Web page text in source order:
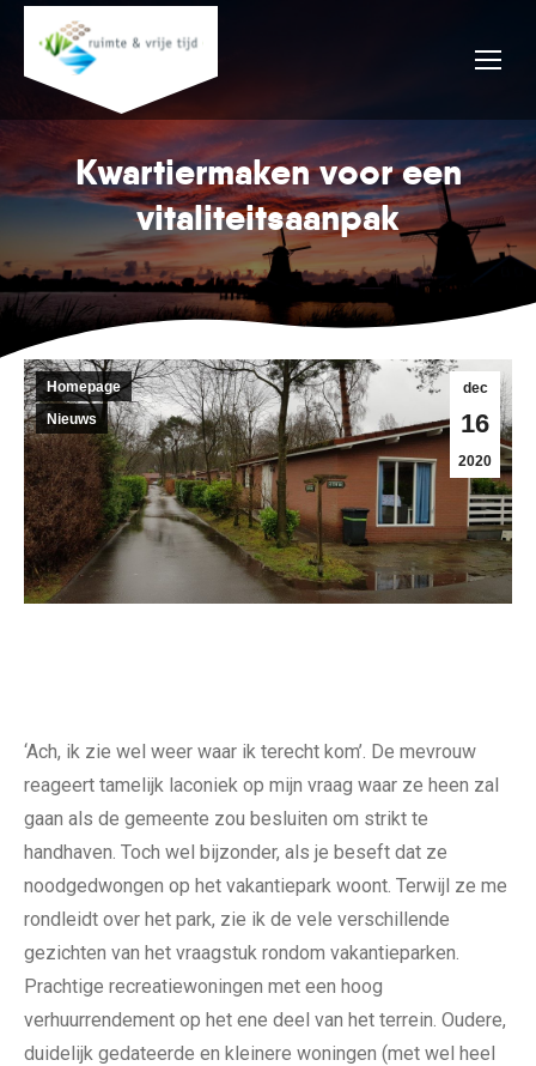
Kwartiermaken voor een
vitaliteitsaanpak
dec
16
2020
Homepage
Nieuws
‘Ach, ik zie wel weer waar ik terecht kom’. De mevrouw
reageert tamelijk laconiek op mijn vraag waar ze heen zal
gaan als de gemeente zou besluiten om strikt te
handhaven. Toch wel bijzonder, als je beseft dat ze
noodgedwongen op het vakantiepark woont. Terwijl ze me
rondleidt over het park, zie ik de vele verschillende
gezichten van het vraagstuk rondom vakantieparken.
Prachtige recreatiewoningen met een hoog
verhuurrendement op het ene deel van het terrein. Oudere,
duidelijk gedateerde en kleinere woningen (met wel heel